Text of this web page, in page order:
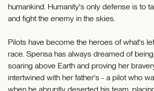
humankind. Humanity's only defense is to
and fight the enemy in the skies.
Pilots have become the heroes of what's
race. Spensa has always dreamed of
soaring above Earth and proving her
intertwined with her father's - a pilot who